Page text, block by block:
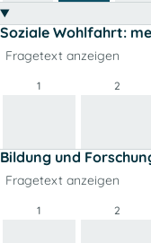
Soziale Wohlfahrt:
Fragetext anzeigen
1 2
Bildung und
Fragetext anzeigen
1 2